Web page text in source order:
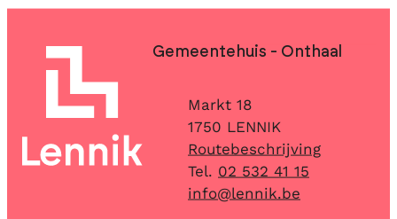
Contact & openingsuren
Gemeentehuis - Onthaal
AdresMarkt 18
,1750 LENNIK
Routebeschrijving
02 532 41 15
E-mailinfo@lennik.be